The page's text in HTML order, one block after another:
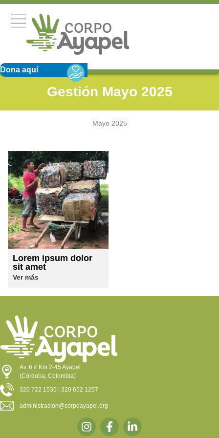
Dona aquí
Gestión Mayo 2025
Mayo 2025
Lorem ipsum dolor
sit amet
Ver más
Av. 6 # Km 2-45 Ayapel
(Córdoba, Colombia)
320 722 1535 | 320 652 1257
administracion@corpoayapel.org